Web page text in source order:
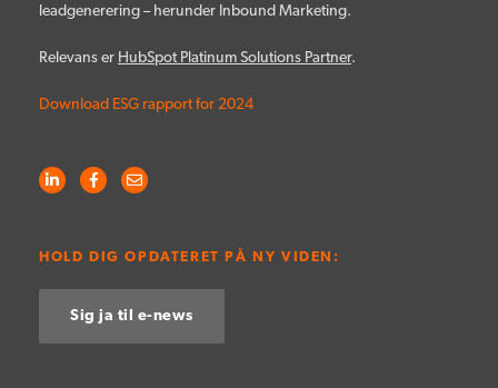
leadgenerering – herunder Inbound Marketing.
Relevans er HubSpot Platinum Solutions Partner.
Download ESG rapport for 2024
HOLD DIG OPDATERET PÅ NY VIDEN:
Sig ja til e-news